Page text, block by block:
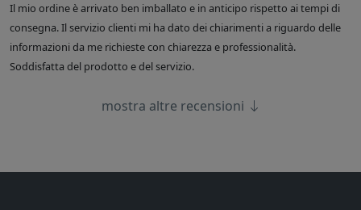
Il mio ordine è arrivato ben imballato e in anticipo rispetto ai tempi di
consegna. Il servizio clienti mi ha dato dei chiarimenti a riguardo delle
informazioni da me richieste con chiarezza e professionalità.
Soddisfatta del prodotto e del servizio.
mostra altre recensioni